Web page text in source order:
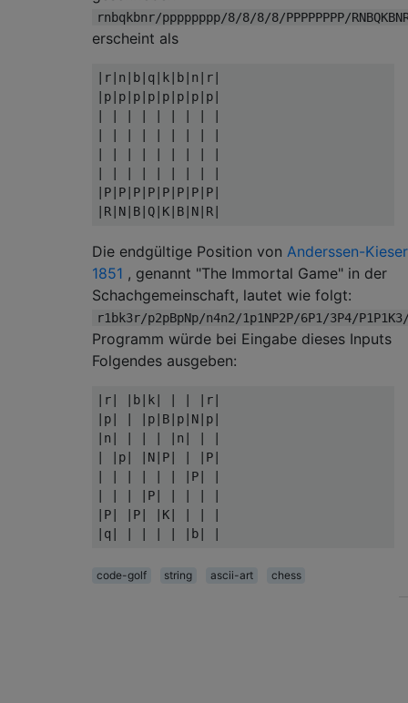
rnbqkbnr/pppppppp/8/8/8/8/PPPPPPPP/
erscheint als
|r|n|b|q|k|b|n|r|
|p|p|p|p|p|p|p|p|
|P|P|P|P|P|P|P|P|
Die endgültige Position von Anderssen-
1851 , genannt "The Immortal Game" in der
Schachgemeinschaft, lautet wie folgt:
r1bk3r/p2pBpNp/n4n2/1p1NP2P/6P1/3P4/
Programm würde bei Eingabe dieses Inputs
Folgendes ausgeben:
|r| |b|k| | | |r|
|p| | |p|B|p|N|p|
|n| | | | |n| | |
| |p| |N|P| | |P|
| | | | | | |P| |
| | | |P| | | | |
|P| |P| |K| | | |
code-golf string ascii-art
chess